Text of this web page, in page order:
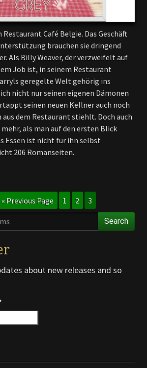
Café Belgie. Das Geschäft
brauchen sie dringend
Als Billy Weaver, der verzweifelt auf
Job ist, in seinem Restaurant
geregelte Welt gehörig ins
nicht nur seinen eigenen Dämonen
seinen neuen Kellner auch noch
aus dem Restaurant stiehlt. Doch auch
als man auf den ersten Blick
Essen ist nicht für ihn selbst
206 Romanseiten.
« Previous Page 1 2 3
Search
about new releases and so